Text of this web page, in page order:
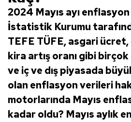
2024 Mayıs ayı
İstatistik Kurumu
TEFE TÜFE, asgari ücret,
kira artış oranı gibi
ve iç ve dış piyasada
olan enflasyon verileri
motorlarında Mayıs
kadar oldu? Mayıs aylık